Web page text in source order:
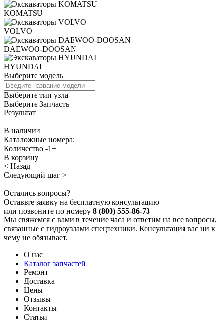
KOMATSU
VOLVO
DAEWOO-DOOSAN
HYUNDAI
Выберите модель
Выберите тип узла
Выберите Запчасть
Результат
В наличии
Каталожные номера:
Количество -1+
В корзину
< Назад
Следующий шаг >
Остались вопросы?
Оставьте заявку на бесплатную консультацию
или позвоните по номеру 8 (800) 555-86-73
Мы свяжемся с вами в течение часа и ответим на все вопросы,
связанные с гидроузлами спецтехники. Консультация вас ни к
чему не обязывает.
О нас
Каталог запчастей
Ремонт
Доставка
Цены
Отзывы
Контакты
Статьи